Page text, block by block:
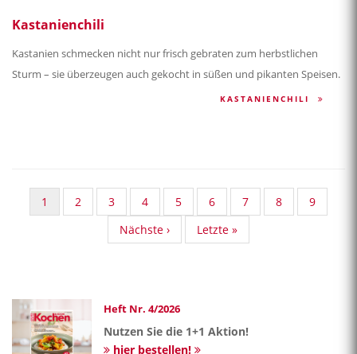
Kastanienchili
Kastanien schmecken nicht nur frisch gebraten zum herbstlichen
Sturm – sie überzeugen auch gekocht in süßen und pikanten Speisen.
KASTANIENCHILI
Aktuelle
Seite
1
Standard
Taxonomy
2
Standard
Taxonomy
Seite
3
Standard
Taxonomy
Seite
4
Standard
Taxonomy
Seite
5
Standard
Taxonomy
Seite
6
Standard
Taxonomy
7
Standard
Taxonomy
8
9
Nächste
Seite
Nächste ›
Last
page
Letzte »
Heft Nr. 4/2026
Nutzen Sie die 1+1 Aktion!
hier bestellen!